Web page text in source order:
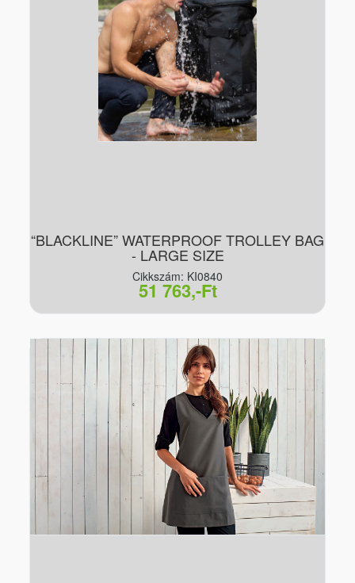
“BLACKLINE” WATERPROOF TROLLEY BAG
- LARGE SIZE
Cikkszám: KI0840
51 763,-Ft